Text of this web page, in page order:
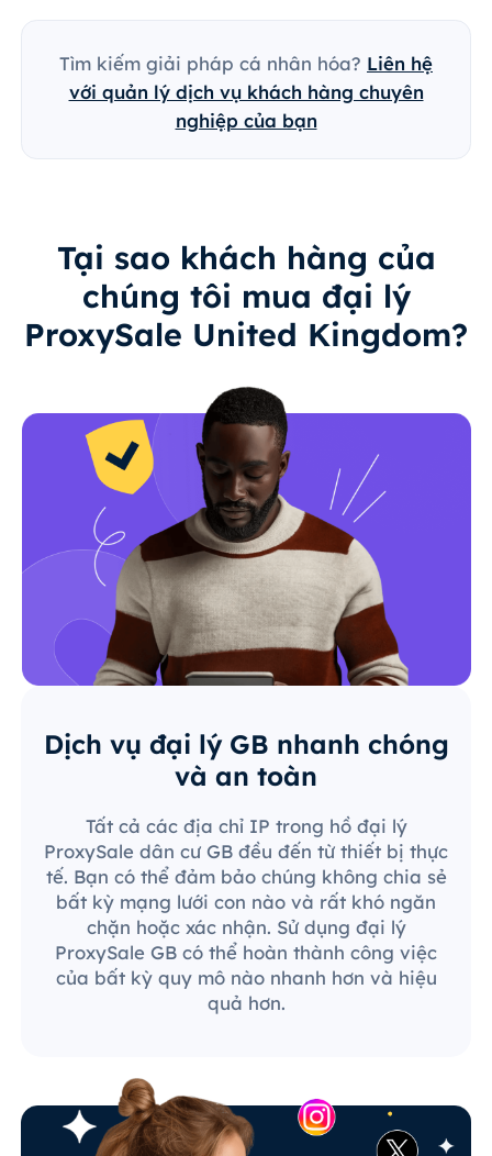
Tìm kiếm giải pháp cá nhân hóa? Liên hệ
với quản lý dịch vụ khách hàng chuyên
nghiệp của bạn
Tại sao khách hàng của
chúng tôi mua đại lý
ProxySale United Kingdom?
Dịch vụ đại lý GB nhanh chóng
và an toàn
Tất cả các địa chỉ IP trong hồ đại lý
ProxySale dân cư GB đều đến từ thiết bị thực
tế. Bạn có thể đảm bảo chúng không chia sẻ
bất kỳ mạng lưới con nào và rất khó ngăn
chặn hoặc xác nhận. Sử dụng đại lý
ProxySale GB có thể hoàn thành công việc
của bất kỳ quy mô nào nhanh hơn và hiệu
quả hơn.